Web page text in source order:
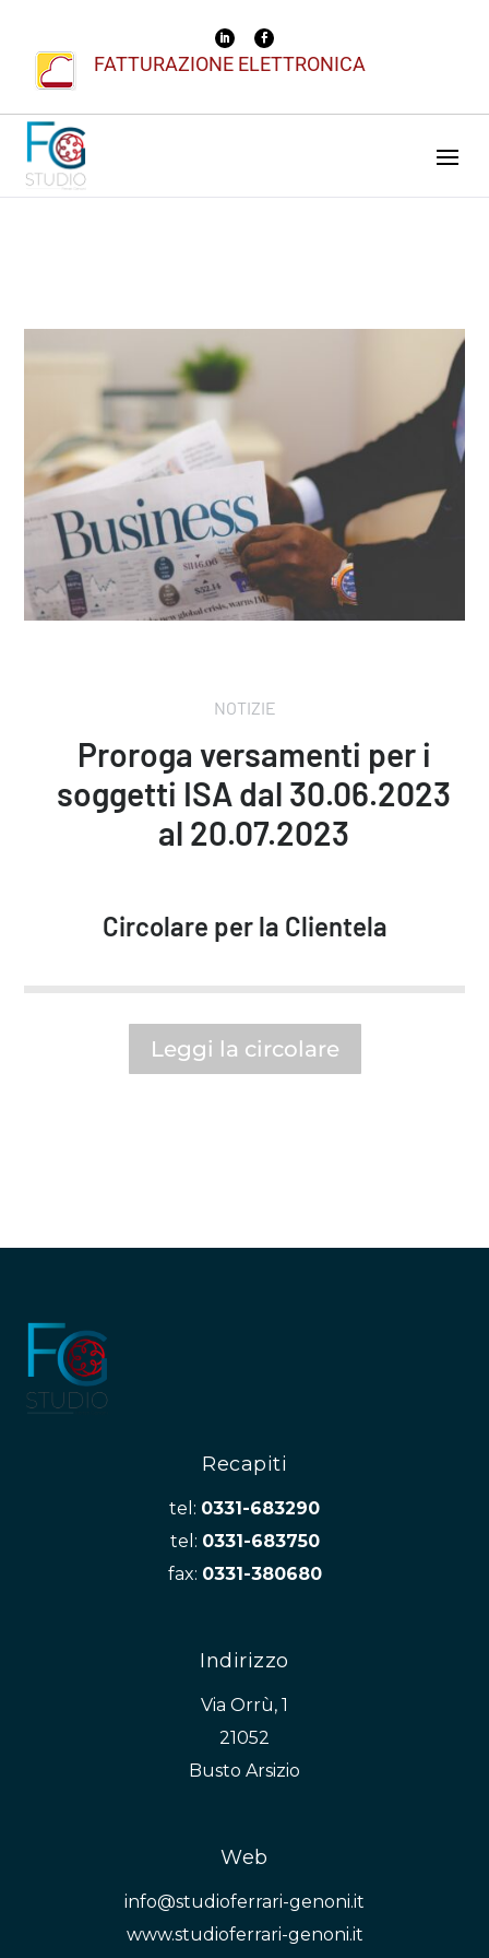
FATTURAZIONE ELETTRONICA
NOTIZIE
Proroga versamenti per i
soggetti ISA dal 30.06.2023
al 20.07.2023
Circolare per la Clientela
Leggi la circolare
Recapiti
tel: 0331-683290
tel: 0331-683750
fax: 0331-380680
Indirizzo
Via Orrù, 1
21052
Busto Arsizio
Web
info@studioferrari-genoni.it
www.studioferrari-genoni.it